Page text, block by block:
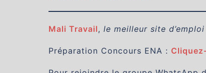
Mali Travail, le meilleur site
Préparation Concours ENA :